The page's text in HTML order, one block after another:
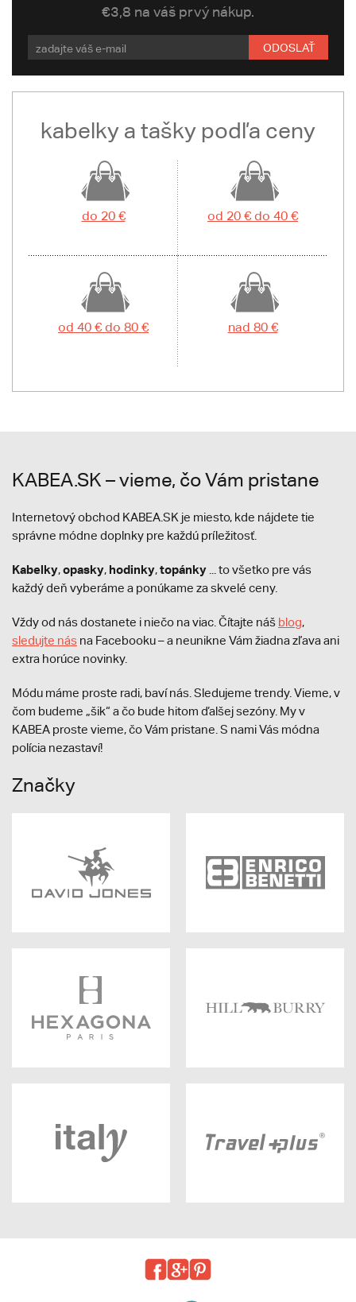
€3,8 na váš prvý nákup.
ODOSLAŤ
kabelky a tašky podľa ceny
do 20 € od 20 € do 40 €
od 40 € do 80 € nad 80 €
KABEA.SK – vieme, čo Vám pristane
Internetový obchod KABEA.SK je miesto, kde nájdete tie
správne módne doplnky pre každú príležitosť.
Kabelky,opasky, hodinky,topánky ... to všetko pre vás
každý deň vyberáme a ponúkame za skvelé ceny.
Vždy od nás dostanete i niečo na viac. Čítajte náš blog,
sledujte nás na Facebooku – a neunikne Vám žiadna zľava ani
extra horúce novinky.
Módu máme proste radi, baví nás. Sledujeme trendy. Vieme, v
čom budeme „šik“ a čo bude hitom ďalšej sezóny. My v
KABEA proste vieme, čo Vám pristane. S nami Vás módna
polícia nezastaví!
Značky